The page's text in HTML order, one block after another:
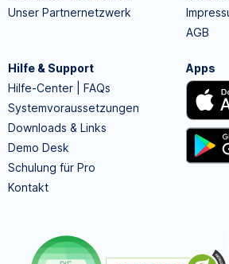
Unser Partnernetzwerk
AGB
Hilfe & Support
Hilfe-Center | FAQs
Systemvoraussetzungen
Downloads & Links
Demo Desk
Schulung für Pro
Kontakt
Apps